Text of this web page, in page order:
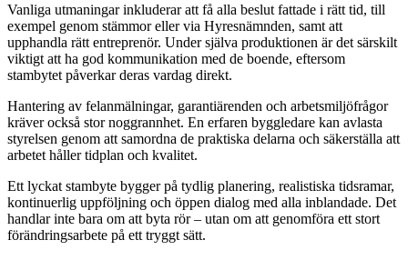
Vanliga utmaningar inkluderar att få alla beslut fattade i rätt tid, till
exempel genom stämmor eller via Hyresnämnden, samt att
upphandla rätt entreprenör. Under själva produktionen är det särskilt
viktigt att ha god kommunikation med de boende, eftersom
stambytet påverkar deras vardag direkt.
Hantering av felanmälningar, garantiärenden och arbetsmiljöfrågor
kräver också stor noggrannhet. En erfaren byggledare kan avlasta
styrelsen genom att samordna de praktiska delarna och säkerställa att
arbetet håller tidplan och kvalitet.
Ett lyckat stambyte bygger på tydlig planering, realistiska tidsramar,
kontinuerlig uppföljning och öppen dialog med alla inblandade. Det
handlar inte bara om att byta rör – utan om att genomföra ett stort
förändringsarbete på ett tryggt sätt.